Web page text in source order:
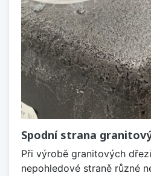
Spodní strana
Při výrobě granitových
nepohledové straně různé